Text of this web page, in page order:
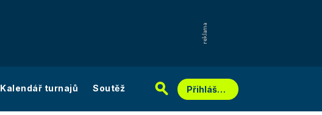
Kalendář turnajů Soutěž Přihlášení